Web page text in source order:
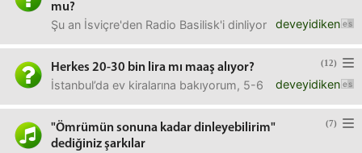
mu?
deveyidiken
Şu an İsviçre'den Radio Basilisk'i dinliyorum ve uzun
(12)
Herkes 20-30 bin lira mı maaş alıyor?
deveyidiken
İstanbul’da ev kiralarına bakıyorum, 5-6 bin liradan
(7)
"Ömrümün sonuna kadar dinleyebilirim"
dediğiniz şarkılar